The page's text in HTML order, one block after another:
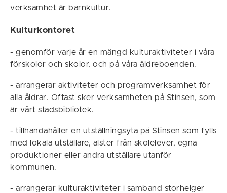
verksamhet är barnkultur.
Kulturkontoret
- genomför varje år en mängd kulturaktiviteter i våra
förskolor och skolor, och på våra äldreboenden.
- arrangerar aktiviteter och programverksamhet för
alla åldrar. Oftast sker verksamheten på Stinsen, som
är vårt stadsbibliotek.
- tillhandahåller en utställningsyta på Stinsen som fylls
med lokala utställare, alster från skolelever, egna
produktioner eller andra utställare utanför
kommunen.
- arrangerar kulturaktiviteter i samband storhelger